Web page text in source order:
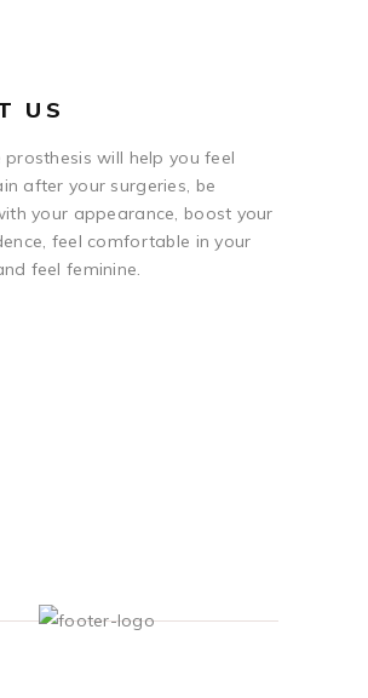
US
prosthesis will help you feel
after your surgeries, be
your appearance, boost your
feel comfortable in your
feel feminine.